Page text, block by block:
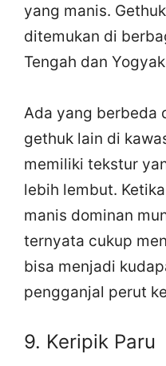
yang manis.
ditemukan di
Tengah dan
Ada yang berbeda
gethuk lain di
memiliki tekstur
lebih lembut.
manis dominan
ternyata cukup
bisa menjadi
pengganjal perut
9. Keripik Paru